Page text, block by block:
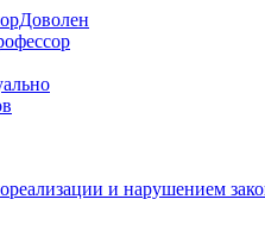
и нарушением